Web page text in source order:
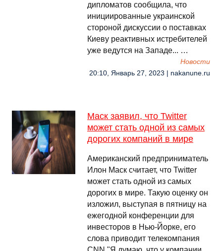
дипломатов сообщила, что
инициированные украинской
стороной дискуссии о поставках
Киеву реактивных истребителей
уже ведутся на Западе... …
Новости
20:10, Январь 27, 2023 | nakanune.ru
Маск заявил, что Twitter
может стать одной из самых
дорогих компаний в мире
Американский предприниматель
Илон Маск считает, что Twitter
может стать одной из самых
дорогих в мире. Такую оценку он
изложил, выступая в пятницу на
ежегодной конференции для
инвесторов в Нью-Йорке, его
слова приводит телекомпания